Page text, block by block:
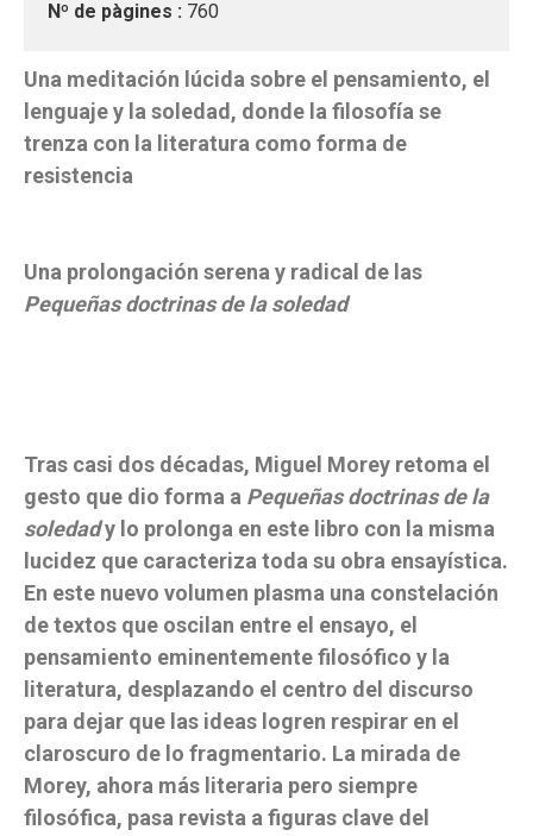
Nº de pàgines : 760
Una meditación lúcida sobre el pensamiento, el
lenguaje y la soledad, donde la filosofía se
trenza con la literatura como forma de
resistencia
Una prolongación serena y radical de las
Pequeñas doctrinas de la soledad
Tras casi dos décadas, Miguel Morey retoma el
gesto que dio forma a Pequeñas doctrinas de la
soledady lo prolonga en este libro con la misma
lucidez que caracteriza toda su obra ensayística.
En este nuevo volumen plasma una constelación
de textos que oscilan entre el ensayo, el
pensamiento eminentemente filosófico y la
literatura, desplazando el centro del discurso
para dejar que las ideas logren respirar en el
claroscuro de lo fragmentario. La mirada de
Morey, ahora más literaria pero siempre
filosófica, pasa revista a figuras clave del